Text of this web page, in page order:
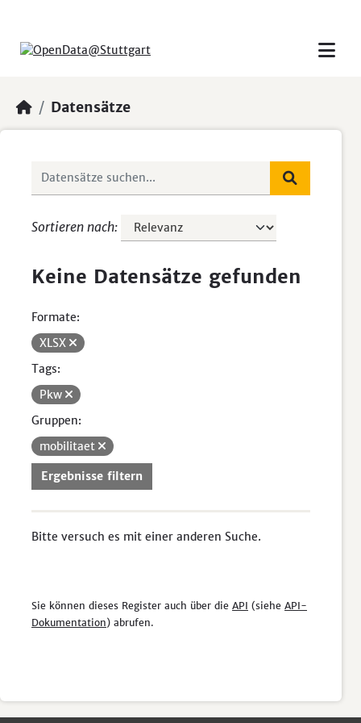
Datensätze
Sortieren nach
Keine Datensätze gefunden
Formate:
XLSX
Tags:
Pkw
Gruppen:
mobilitaet
Ergebnisse filtern
Bitte versuch es mit einer anderen Suche.
Sie können dieses Register auch über die API (siehe API-
Dokumentation) abrufen.